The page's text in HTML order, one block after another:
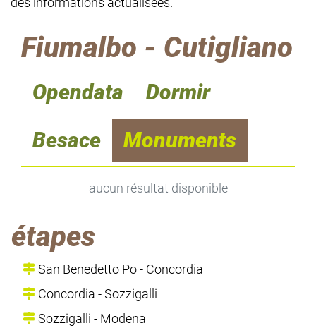
Fiumalbo - Cutigliano
Opendata
Dormir
Besace
Monuments
aucun résultat disponible
étapes
San Benedetto Po - Concordia
Concordia - Sozzigalli
Sozzigalli - Modena